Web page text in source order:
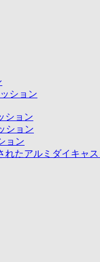
ション
ション
ション
ョン
れたアルミダイキャ